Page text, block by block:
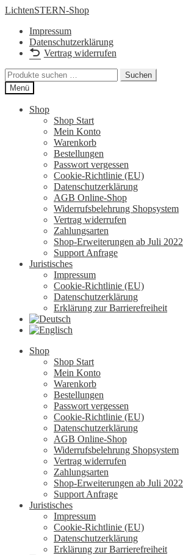
Zur
springen
Zum
springen
LichtenSTERN-Shop
Impressum
Datenschutzerklärung
Vertrag widerrufen
Suchen
nach:
Suchen
Menü
Shop
Shop Start
Mein Konto
Warenkorb
Bestellungen
Passwort vergessen
Cookie-Richtlinie (EU)
Datenschutzerklärung
AGB Online-Shop
Widerrufsbelehrung Shopsystem
Vertrag widerrufen
Zahlungsarten
Shop-Erweiterungen ab Juli 2022
Support Anfrage
Juristisches
Impressum
Cookie-Richtlinie (EU)
Datenschutzerklärung
Erklärung zur Barrierefreiheit
Shop
Shop Start
Mein Konto
Warenkorb
Bestellungen
Passwort vergessen
Cookie-Richtlinie (EU)
Datenschutzerklärung
AGB Online-Shop
Widerrufsbelehrung Shopsystem
Vertrag widerrufen
Zahlungsarten
Shop-Erweiterungen ab Juli 2022
Support Anfrage
Juristisches
Impressum
Cookie-Richtlinie (EU)
Datenschutzerklärung
Erklärung zur Barrierefreiheit